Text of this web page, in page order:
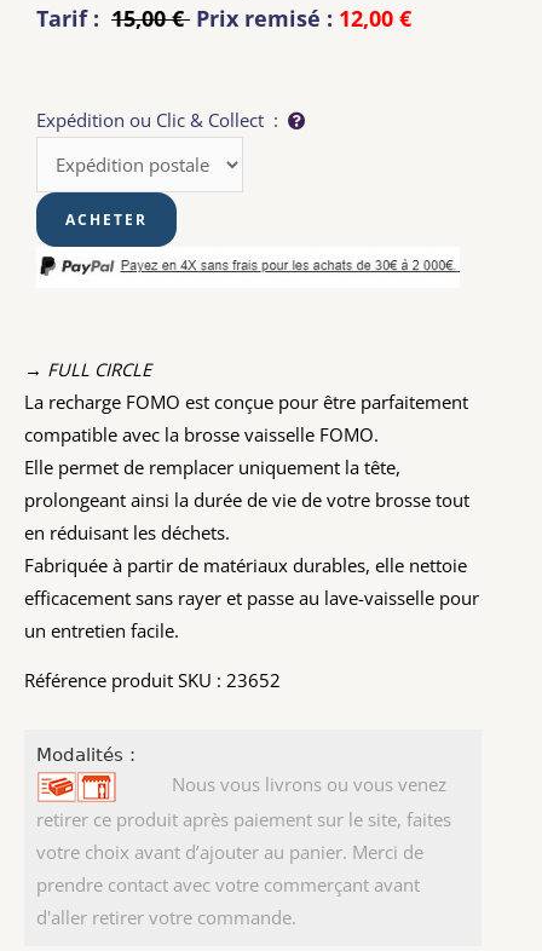
Tarif : 15,00 € Prix remisé : 12,00 €
Expédition ou Clic & Collect :
→ FULL CIRCLE
La recharge FOMO est conçue pour être parfaitement
compatible avec la brosse vaisselle FOMO.
Elle permet de remplacer uniquement la tête,
prolongeant ainsi la durée de vie de votre brosse tout
en réduisant les déchets.
Fabriquée à partir de matériaux durables, elle nettoie
efficacement sans rayer et passe au lave-vaisselle pour
un entretien facile.
Référence produit SKU : 23652
Modalités :
Nous vous livrons ou vous venez
retirer ce produit après paiement sur le site, faites
votre choix avant d’ajouter au panier. Merci de
prendre contact avec votre commerçant avant
d'aller retirer votre commande.